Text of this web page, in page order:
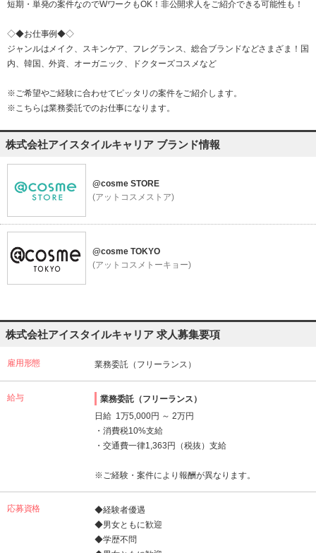
短期・単発の案件なのでWワークもOK！非公開求人をご紹介できる可能性も！
◇◆お仕事例◆◇
ジャンルはメイク、スキンケア、フレグランス、総合ブランドなどさまざま！国
内、韓国、外資、オーガニック、ドクターズコスメなど
※ご希望やご経験に合わせてピッタリの案件をご紹介します。
※こちらは業務委託でのお仕事になります。
株式会社アイスタイルキャリア ブランド情報
@cosme STORE
(アットコスメストア)
@cosme TOKYO
(アットコスメトーキョー)
株式会社アイスタイルキャリア 求人募集要項
雇用形態 業務委託（フリーランス）
給与
業務委託（フリーランス）
日給 1万5,000円 ～ 2万円
・消費税10%支給
・交通費一律1,363円（税抜）支給
※ご経験・案件により報酬が異なります。
応募資格
◆経験者優遇
◆男女ともに歓迎
◆学歴不問